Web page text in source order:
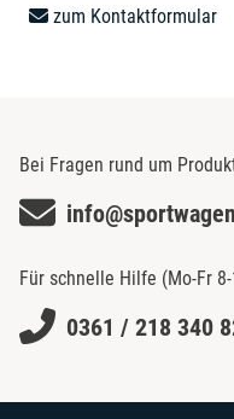
zum Kontaktformular
Bei Fragen rund um
Für schnelle Hilfe (Mo-Fr
0361 / 218 340